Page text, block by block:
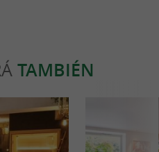
TAMBIÉN